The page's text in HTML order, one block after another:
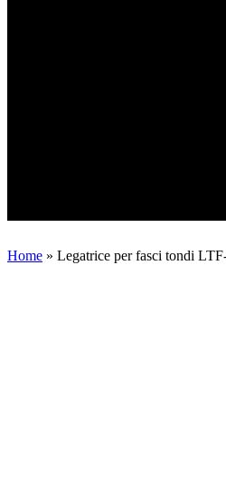
Home » Legatrice per fasci tondi